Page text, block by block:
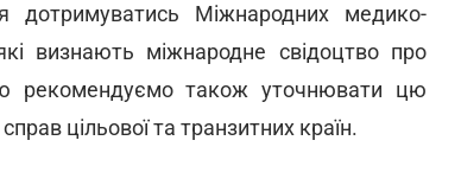
дотримуватись Міжнародних медико-
визнають міжнародне свідоцтво про
рекомендуємо також уточнювати цю
цільової та транзитних країн.